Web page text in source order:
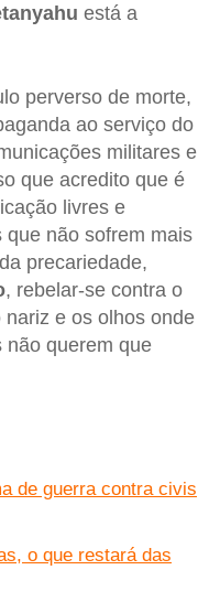
está a
perverso de morte,
ao serviço do
militares e
que acredito que é
livres e
que não sofrem mais
precariedade,
, rebelar-se contra o
e os olhos onde
não querem que
de guerra contra civis
o que restará das